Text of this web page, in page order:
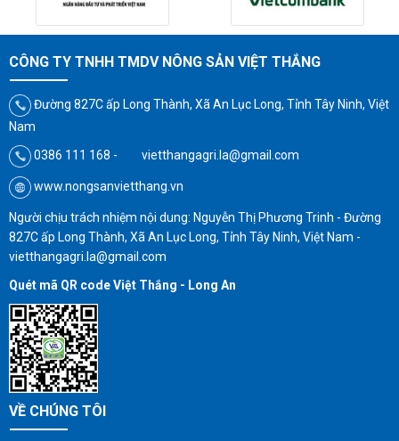
CÔNG TY TNHH TMDV NÔNG SẢN VIỆT THẮNG
Đường 827C ấp Long Thành, Xã An Lục Long, Tỉnh Tây Ninh, Việt
Nam
0386 111 168 - vietthangagri.la@gmail.com
www.nongsanvietthang.vn
Người chịu trách nhiệm nội dung: Nguyễn Thị Phương Trinh - Đường
827C ấp Long Thành, Xã An Lục Long, Tỉnh Tây Ninh, Việt Nam -
vietthangagri.la@gmail.com
Quét mã QR code Việt Thắng - Long An
VỀ CHÚNG TÔI